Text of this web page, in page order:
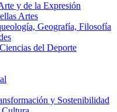
y de la Expresión
Artes
Geografía, Filosofía
del Deporte
y Sostenibilidad